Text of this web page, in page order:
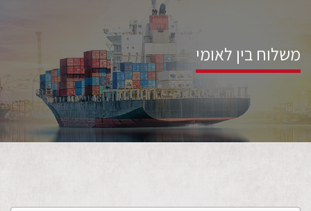
משלוח בין לאומי